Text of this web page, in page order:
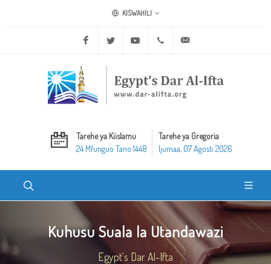
KISWAHILI
Facebook Twitter Youtube +20 2 25970400
Tarehe ya Kiislamu
24 Mfunguo Tano 1448
Tarehe ya Gregoria
Ijumaa, 07 Agosti 2026
Kuhusu Suala la Utandawazi
Egypt's Dar Al-Ifta